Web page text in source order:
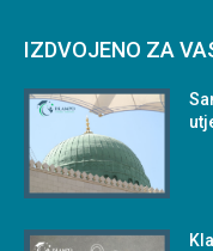
IZDVOJENO ZA